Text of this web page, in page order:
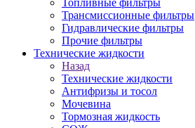
Трансмиссионные фильтры
Гидравлические фильтры
Прочие фильтры
Технические жидкости
Назад
Технические жидкости
Антифризы и тосол
Мочевина
Тормозная жидкость